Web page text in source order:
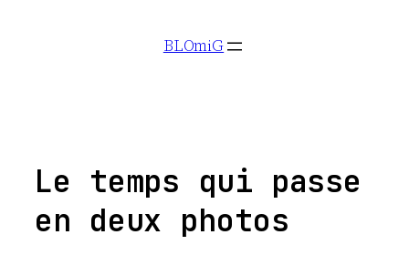
BLOmiG
Le temps qui passe
en deux photos